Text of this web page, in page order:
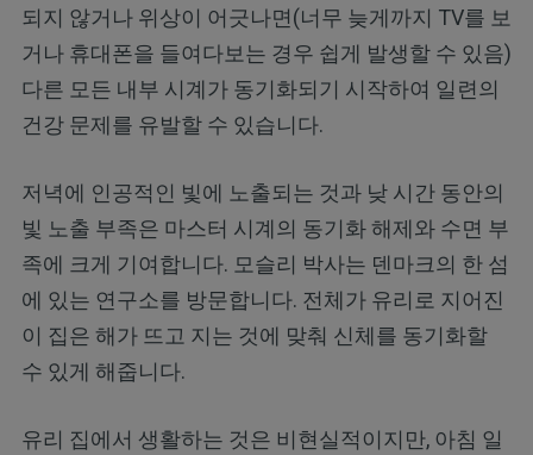
되지 않거나 위상이 어긋나면(너무 늦게까지 TV를 보
거나 휴대폰을 들여다보는 경우 쉽게 발생할 수 있음)
다른 모든 내부 시계가 동기화되기 시작하여 일련의
건강 문제를 유발할 수 있습니다.
저녁에 인공적인 빛에 노출되는 것과 낮 시간 동안의
빛 노출 부족은 마스터 시계의 동기화 해제와 수면 부
족에 크게 기여합니다. 모슬리 박사는 덴마크의 한 섬
에 있는 연구소를 방문합니다. 전체가 유리로 지어진
이 집은 해가 뜨고 지는 것에 맞춰 신체를 동기화할
수 있게 해줍니다.
유리 집에서 생활하는 것은 비현실적이지만, 아침 일